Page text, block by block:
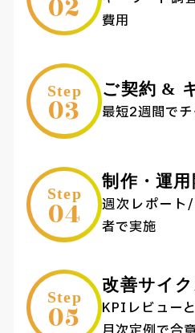
費用
Step
03
ご契約 &
最短2週間で
Step
04
制作・運
週次レポー
者で実施
Step
05
改善サイ
KPIレビュー